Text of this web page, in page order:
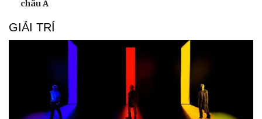
Sức khỏe
Dinh dưỡng - món ngon
Làm đẹp - giảm cân
Phòng mạch online
Nhà đẹp
Tình yêu - Gia đình
châu Á
GIẢI TRÍ